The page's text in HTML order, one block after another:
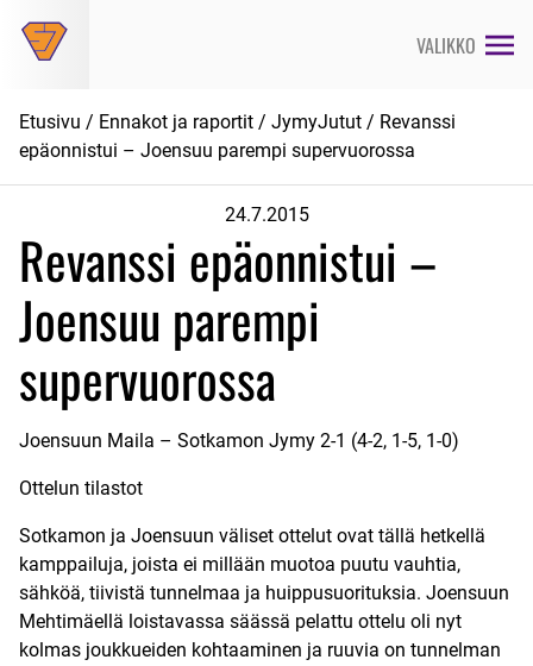
suoraan
VALIKKO
Etusivu / Ennakot ja raportit / JymyJutut / Revanssi
epäonnistui – Joensuu parempi supervuorossa
24.7.2015
Revanssi epäonnistui –
Joensuu parempi
supervuorossa
Joensuun Maila – Sotkamon Jymy 2-1 (4-2, 1-5, 1-0)
Ottelun tilastot
Sotkamon ja Joensuun väliset ottelut ovat tällä hetkellä
kamppailuja, joista ei millään muotoa puutu vauhtia,
sähköä, tiivistä tunnelmaa ja huippusuorituksia. Joensuun
Mehtimäellä loistavassa säässä pelattu ottelu oli nyt
kolmas joukkueiden kohtaaminen ja ruuvia on tunnelman